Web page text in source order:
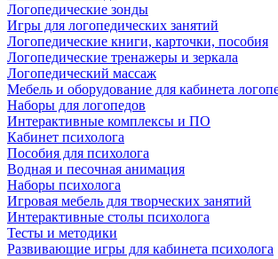
Логопедические зонды
Игры для логопедических занятий
Логопедические книги, карточки, пособия
Логопедические тренажеры и зеркала
Логопедический массаж
Мебель и оборудование для кабинета
Наборы для логопедов
Интерактивные комплексы и ПО
Кабинет психолога
Пособия для психолога
Водная и песочная анимация
Наборы психолога
Игровая мебель для творческих занятий
Интерактивные столы психолога
Тесты и методики
Развивающие игры для кабинета психолога